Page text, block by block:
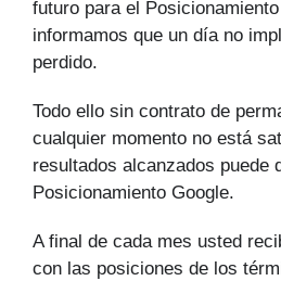
futuro para el
informamos que un día no
perdido.
Todo ello sin contrato de
cualquier momento no está
resultados alcanzados puede
Posicionamiento Google.
A final de cada mes usted
con las posiciones de los